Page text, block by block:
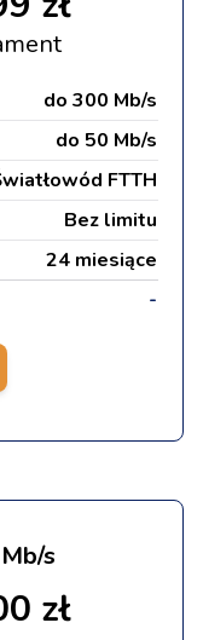
do 300 Mb/s
do 50 Mb/s
FTTH
Bez limitu
24 miesiące
-
s
zł